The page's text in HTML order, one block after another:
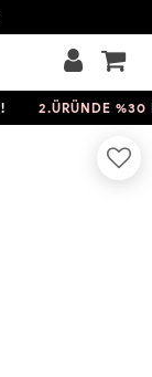
2.ÜRÜNDE %30